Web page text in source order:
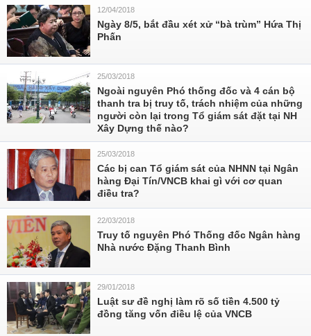
12/04/2018
Ngày 8/5, bắt đầu xét xử “bà trùm” Hứa Thị
Phấn
25/03/2018
Ngoài nguyên Phó thống đốc và 4 cán bộ
thanh tra bị truy tố, trách nhiệm của những
người còn lại trong Tổ giám sát đặt tại NH
Xây Dựng thế nào?
25/03/2018
Các bị can Tổ giám sát của NHNN tại Ngân
hàng Đại Tín/VNCB khai gì với cơ quan
điều tra?
22/03/2018
Truy tố nguyên Phó Thống đốc Ngân hàng
Nhà nước Đặng Thanh Bình
29/01/2018
Luật sư đề nghị làm rõ số tiền 4.500 tỷ
đồng tăng vốn điều lệ của VNCB